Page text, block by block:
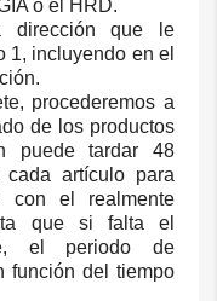
o el HRD.
dirección que le
1, incluyendo en el
procederemos a
de los productos
puede tardar 48
artículo para
con el realmente
que si falta el
el periodo de
función del tiempo